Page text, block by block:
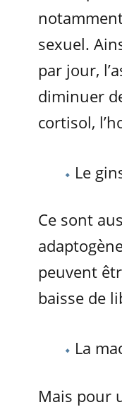
sexuel.
par jour,
diminuer
cortisol,
Le
Ce sont
peuvent
baisse de
La
Mais pour